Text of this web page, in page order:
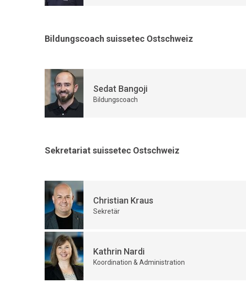
Bildungscoach suissetec Ostschweiz
Sedat Bangoji
Bildungscoach
Sekretariat suissetec Ostschweiz
Christian Kraus
Sekretär
Kathrin Nardi
Koordination & Administration